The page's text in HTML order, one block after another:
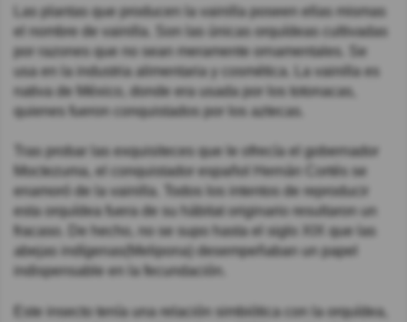
Las plantas que producen la vainilla poseen ellas mismas
el nombre de vainilla. Son las únicas orquídeas cultivadas
por razones que no sean meramente ornamentales. Se
usa en la industria alimentaria y cosmética. La vainilla es
nativa de México, donde era usada por los totonacas,
quienes fueron conquistados por los aztecas.
Tras probar las exquisiteces que le ofrecía el gobernador
Moctezuma, el conquistador español Hernán Cortés se
enamoró de la vainilla. Todos los intentos de reproducir
esta orquídea fuera de su hábitat originario resultaron un
fracaso. De hecho, no se supo hasta el siglo XIX que las
abejas indígenas(Melipona) desempeñaban un papel
indispensable en la fecundación.
Este insecto tenía una relación simbiótica con la orquídea,